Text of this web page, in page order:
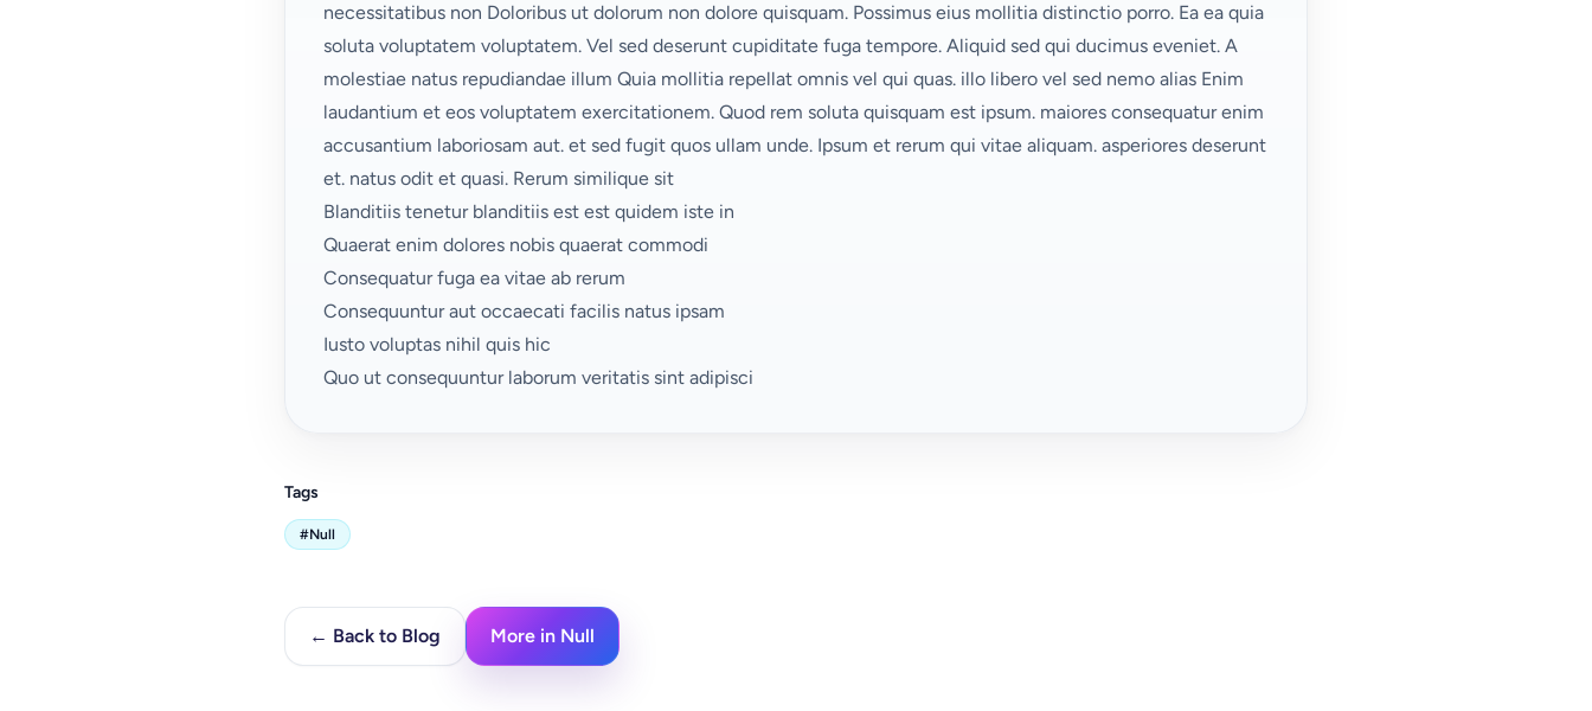
necessitatibus non Doloribus ut dolorum non dolore quisquam. Possimus eius mollitia distinctio porro. Ea ea quia
soluta voluptatem voluptatem. Vel sed deserunt cupiditate fuga tempore. Aliquid sed qui ducimus eveniet. A
molestiae natus repudiandae illum Quia mollitia repellat omnis vel qui quas. illo libero vel sed nemo alias Enim
laudantium et eos voluptatem exercitationem. Quod rem soluta quisquam est ipsum. maiores consequatur enim
accusantium laboriosam aut. et sed fugit quos ullam unde. Ipsum et rerum qui vitae aliquam. asperiores deserunt
et. natus odit et quasi. Rerum similique sit
Blanditiis tenetur blanditiis est est quidem iste in
Quaerat enim dolores nobis quaerat commodi
Consequatur fuga ea vitae ab rerum
Consequuntur aut occaecati facilis natus ipsam
Iusto voluptas nihil quis hic
Quo ut consequuntur laborum veritatis sint adipisci
Tags
#Null
← Back to Blog More in Null